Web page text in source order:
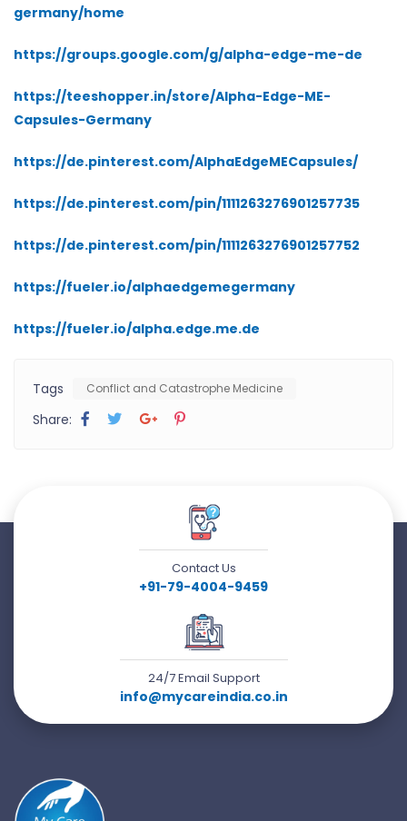
germany/home
https://groups.google.com/g/alpha-edge-me-de
https://teeshopper.in/store/Alpha-Edge-ME-
Capsules-Germany
https://de.pinterest.com/AlphaEdgeMECapsules/
https://de.pinterest.com/pin/1111263276901257735
https://de.pinterest.com/pin/1111263276901257752
https://fueler.io/alphaedgemegermany
https://fueler.io/alpha.edge.me.de
Tags Conflict and Catastrophe Medicine
Share:
Contact Us
+91-79-4004-9459
24/7 Email Support
info@mycareindia.co.in